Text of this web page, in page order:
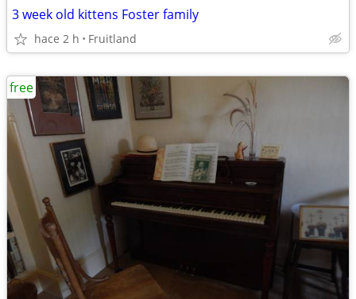
3 week old kittens Foster family
hace 2 h Fruitland
free